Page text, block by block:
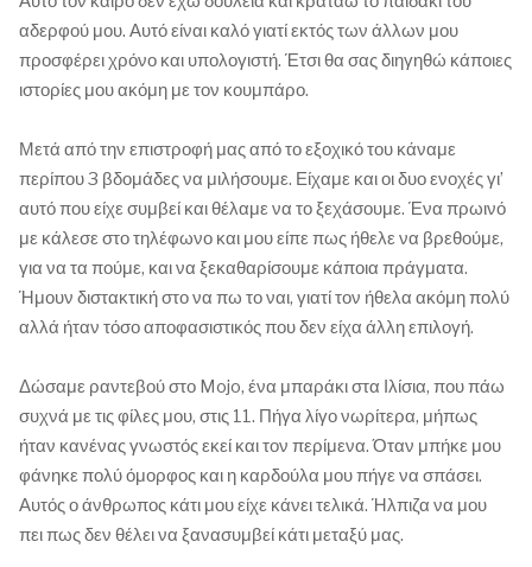
αδερφού μου. Αυτό είναι καλό γιατί εκτός των άλλων μου
προσφέρει χρόνο και υπολογιστή. Έτσι θα σας διηγηθώ κάποιες
ιστορίες μου ακόμη με τον κουμπάρο.
Μετά από την επιστροφή μας από το εξοχικό του κάναμε
περίπου 3 βδομάδες να μιλήσουμε. Είχαμε και οι δυο ενοχές γι’
αυτό που είχε συμβεί και θέλαμε να το ξεχάσουμε. Ένα πρωινό
με κάλεσε στο τηλέφωνο και μου είπε πως ήθελε να βρεθούμε,
για να τα πούμε, και να ξεκαθαρίσουμε κάποια πράγματα.
Ήμουν διστακτική στο να πω το ναι, γιατί τον ήθελα ακόμη πολύ
αλλά ήταν τόσο αποφασιστικός που δεν είχα άλλη επιλογή.
Δώσαμε ραντεβού στο Mojo, ένα μπαράκι στα Ιλίσια, που πάω
συχνά με τις φίλες μου, στις 11. Πήγα λίγο νωρίτερα, μήπως
ήταν κανένας γνωστός εκεί και τον περίμενα. Όταν μπήκε μου
φάνηκε πολύ όμορφος και η καρδούλα μου πήγε να σπάσει.
Αυτός ο άνθρωπος κάτι μου είχε κάνει τελικά. Ήλπιζα να μου
πει πως δεν θέλει να ξανασυμβεί κάτι μεταξύ μας.